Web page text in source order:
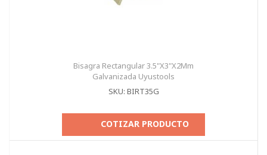
Bisagra Rectangular 3.5"X3"X2Mm
Galvanizada Uyustools
SKU: BIRT35G
COTIZAR PRODUCTO